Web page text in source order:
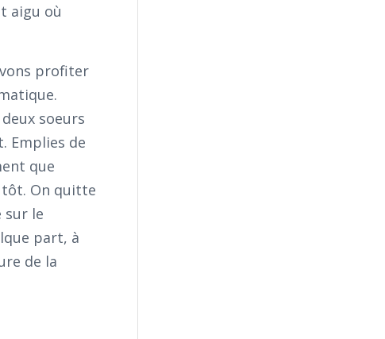
aigu où
profiter
soeurs
Emplies de
que
tôt. On quitte
sur le
part, à
de la